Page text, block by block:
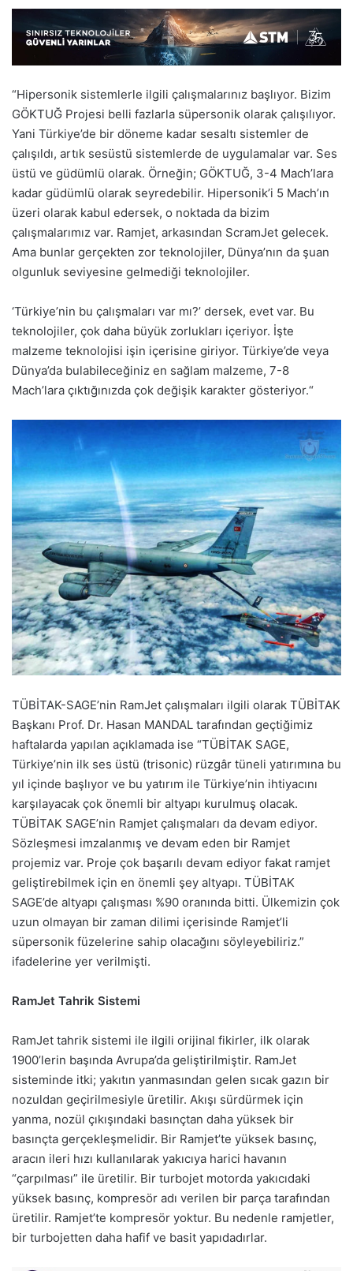
“Hipersonik sistemlerle ilgili çalışmalarınız başlıyor. Bizim
GÖKTUĞ Projesi belli fazlarla süpersonik olarak çalışılıyor.
Yani Türkiye’de bir döneme kadar sesaltı sistemler de
çalışıldı, artık sesüstü sistemlerde de uygulamalar var. Ses
üstü ve güdümlü olarak. Örneğin; GÖKTUĞ, 3-4 Mach’lara
kadar güdümlü olarak seyredebilir. Hipersonik’i 5 Mach’ın
üzeri olarak kabul edersek, o noktada da bizim
çalışmalarımız var. Ramjet, arkasından ScramJet gelecek.
Ama bunlar gerçekten zor teknolojiler, Dünya’nın da şuan
olgunluk seviyesine gelmediği teknolojiler.
‘Türkiye’nin bu çalışmaları var mı?’ dersek, evet var. Bu
teknolojiler, çok daha büyük zorlukları içeriyor. İşte
malzeme teknolojisi işin içerisine giriyor. Türkiye’de veya
Dünya’da bulabileceğiniz en sağlam malzeme, 7-8
Mach’lara çıktığınızda çok değişik karakter gösteriyor.“
TÜBİTAK-SAGE’nin RamJet çalışmaları ilgili olarak TÜBİTAK
Başkanı Prof. Dr. Hasan MANDAL tarafından geçtiğimiz
haftalarda yapılan açıklamada ise “TÜBİTAK SAGE,
Türkiye’nin ilk ses üstü (trisonic) rüzgâr tüneli yatırımına bu
yıl içinde başlıyor ve bu yatırım ile Türkiye’nin ihtiyacını
karşılayacak çok önemli bir altyapı kurulmuş olacak.
TÜBİTAK SAGE’nin Ramjet çalışmaları da devam ediyor.
Sözleşmesi imzalanmış ve devam eden bir Ramjet
projemiz var. Proje çok başarılı devam ediyor fakat ramjet
geliştirebilmek için en önemli şey altyapı. TÜBİTAK
SAGE’de altyapı çalışması %90 oranında bitti. Ülkemizin çok
uzun olmayan bir zaman dilimi içerisinde Ramjet’li
süpersonik füzelerine sahip olacağını söyleyebiliriz.”
ifadelerine yer verilmişti.
RamJet Tahrik Sistemi
RamJet tahrik sistemi ile ilgili orijinal fikirler, ilk olarak
1900’lerin başında Avrupa’da geliştirilmiştir. RamJet
sisteminde itki; yakıtın yanmasından gelen sıcak gazın bir
nozuldan geçirilmesiyle üretilir. Akışı sürdürmek için
yanma, nozül çıkışındaki basınçtan daha yüksek bir
basınçta gerçekleşmelidir. Bir Ramjet’te yüksek basınç,
aracın ileri hızı kullanılarak yakıcıya harici havanın
“çarpılması” ile üretilir. Bir turbojet motorda yakıcıdaki
yüksek basınç, kompresör adı verilen bir parça tarafından
üretilir. Ramjet’te kompresör yoktur. Bu nedenle ramjetler,
bir turbojetten daha hafif ve basit yapıdadırlar.